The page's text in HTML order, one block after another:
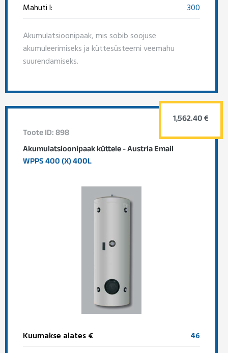
Mahuti l:
300
Akumulatsioonipaak, mis sobib soojuse
akumuleerimiseks ja küttesüsteemi veemahu
suurendamiseks.
Toote ID: 898
Akumulatsioonipaak küttele - Austria Email
WPPS 400 (X) 400L
Kuumakse alates €
46
1,562.40 €